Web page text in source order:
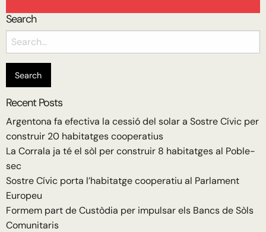
Search
Search
for:
Recent Posts
Argentona fa efectiva la cessió del solar a Sostre Cívic per
construir 20 habitatges cooperatius
La Corrala ja té el sòl per construir 8 habitatges al Poble-
sec
Sostre Cívic porta l’habitatge cooperatiu al Parlament
Europeu
Formem part de Custòdia per impulsar els Bancs de Sòls
Comunitaris